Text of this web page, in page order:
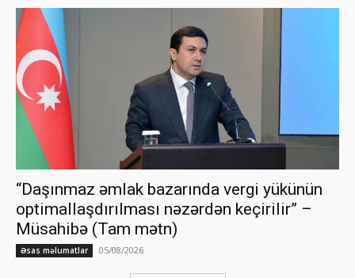
“Daşınmaz əmlak bazarında vergi yükünün
optimallaşdırılması nəzərdən keçirilir” –
Müsahibə (Tam mətn)
Əsas məlumatlar 05/08/2026